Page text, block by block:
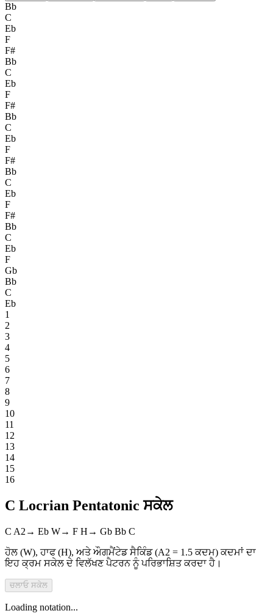
Bb
C
Eb
F
F#
Bb
C
Eb
F
F#
Bb
C
Eb
F
F#
Bb
C
Eb
F
F#
Bb
C
Eb
F
Gb
Bb
C
Eb
1
2
3
4
5
6
7
8
9
10
11
12
13
14
15
16
C Locrian Pentatonic ਸਕੇਲ
C A2 → Eb W→ F H → Gb Bb C
ਹੋਲ (W), ਹਾਫ (H), ਅਤੇ ਔਗਮੈਂਟੇਡ ਸੈਕਿੰਡ (A2 = 1.5 ਕਦਮ) ਕਦਮਾਂ ਦਾ
ਇਹ ਕ੍ਰਮ ਸਕੇਲ ਦੇ ਵਿਲੱਖਣ ਪੈਟਰਨ ਨੂੰ ਪਰਿਭਾਸ਼ਿਤ ਕਰਦਾ ਹੈ।
ਚਲਾਓ ਸਕੇਲ
Loading notation...